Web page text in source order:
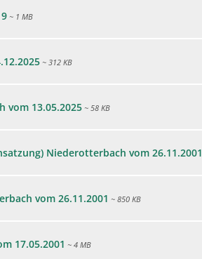
~ 1 MB
~ 312 KB
vom 13.05.2025 ~ 58 KB
Niederotterbach vom 26.11.2001
vom 26.11.2001 ~ 850 KB
17.05.2001 ~ 4 MB